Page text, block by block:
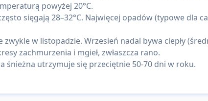
powyżej 20°C.
sięgają 28–32°C. Najwięcej opadów (typowe dla
w listopadzie. Wrzesień nadal bywa ciepły
zachmurzenia i mgieł, zwłaszcza rano.
śnieżna utrzymuje się przeciętnie 50-70 dni w roku.